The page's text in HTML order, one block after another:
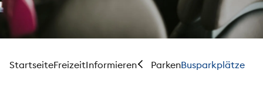
StartseiteFreizeitInformieren ParkenBusparkplätze